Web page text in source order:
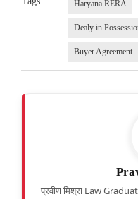
Haryana RERA
Dealy in
Buyer Agreement
प्रवीण मिश्रा Law